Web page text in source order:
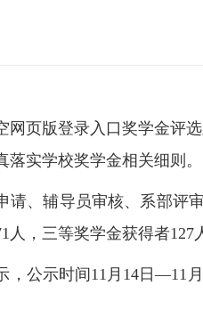
网页版登录入口奖学金评
落实学校奖学金相关细则。
请、辅导员审核、系部评
人，三等奖学金获得者127
，公示时间11月14日—11